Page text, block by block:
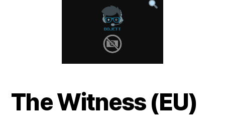
The Witness (EU)